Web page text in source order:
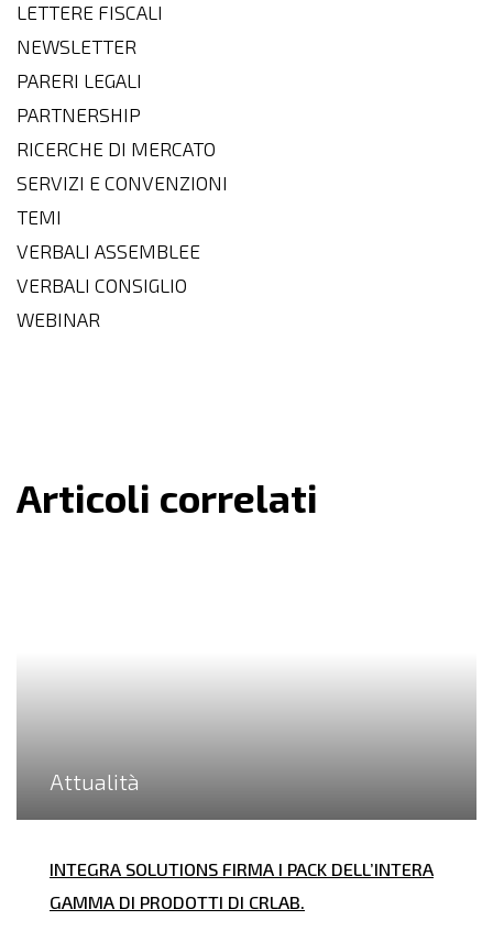
LETTERE FISCALI
NEWSLETTER
PARERI LEGALI
PARTNERSHIP
RICERCHE DI MERCATO
SERVIZI E CONVENZIONI
TEMI
VERBALI ASSEMBLEE
VERBALI CONSIGLIO
WEBINAR
Articoli correlati
Attualità
INTEGRA SOLUTIONS FIRMA I PACK DELL’INTERA
GAMMA DI PRODOTTI DI CRLAB.